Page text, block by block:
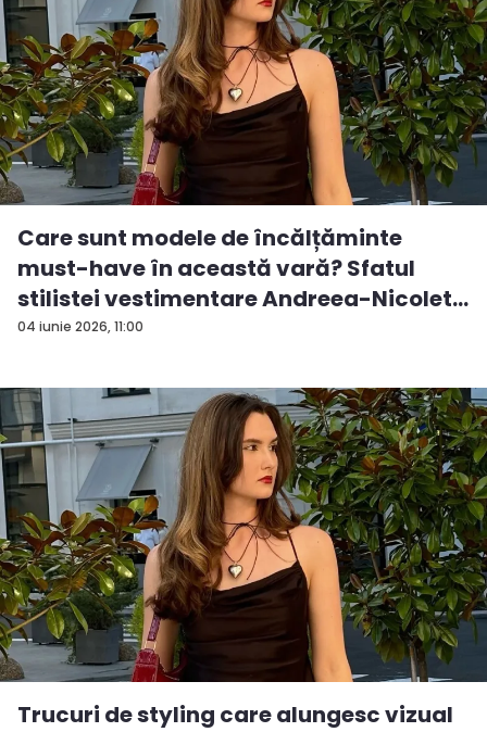
04 iunie 2026, 11:00
Care sunt modele de încălțăminte
must-have în această vară? Sfatul
stilistei vestimentare Andreea-Nicolet...
Trucuri de styling care alungesc vizual